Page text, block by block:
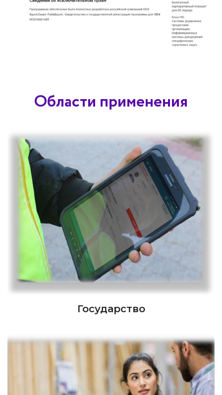
Области применения
Государство